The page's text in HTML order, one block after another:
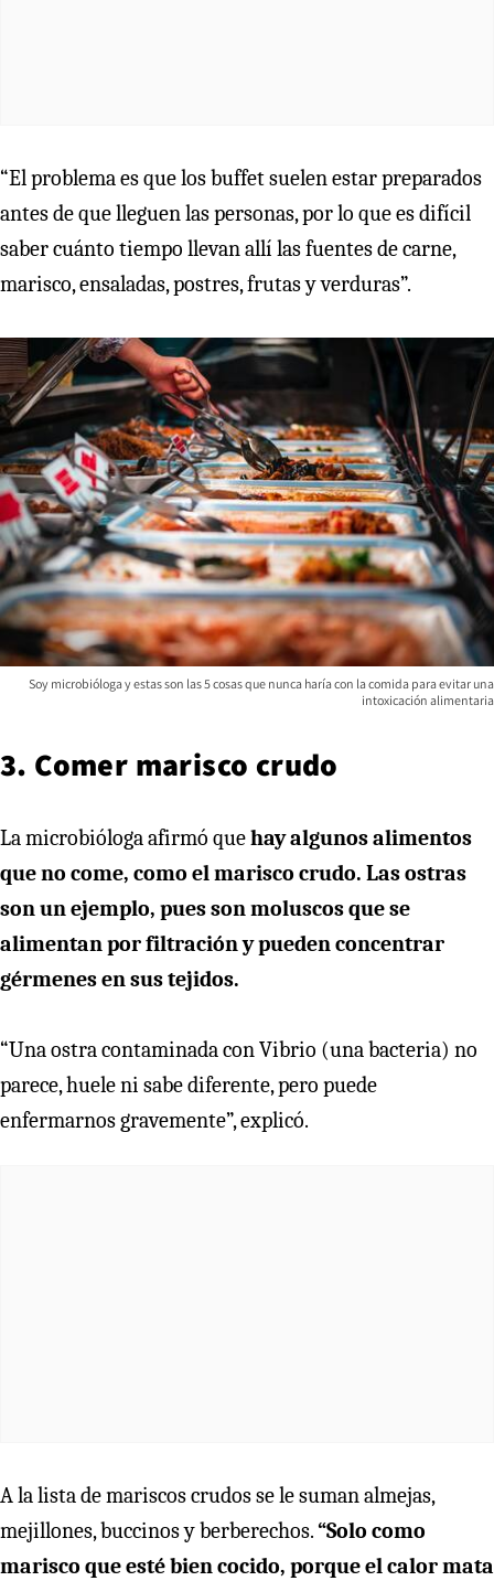
“El problema es que los buffet suelen estar preparados
antes de que lleguen las personas, por lo que es difícil
saber cuánto tiempo llevan allí las fuentes de carne,
marisco, ensaladas, postres, frutas y verduras”.
Soy microbióloga y estas son las 5 cosas que nunca haría con la comida para evitar una
intoxicación alimentaria
3. Comer marisco crudo
La microbióloga afirmó quehay algunos alimentos
que no come, como el marisco crudo. Las ostras
son un ejemplo, pues son moluscos que se
alimentan por filtración y pueden concentrar
gérmenes en sus tejidos.
“Una ostra contaminada con Vibrio (una bacteria) no
parece, huele ni sabe diferente, pero puede
enfermarnos gravemente”, explicó.
A la lista de mariscos crudos se le suman almejas,
mejillones, buccinos y berberechos.“Solo como
marisco que esté bien cocido, porque el calor mata